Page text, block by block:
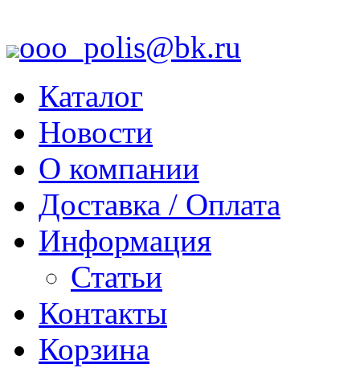
ooo_polis@bk.ru
Каталог
Новости
О компании
Доставка / Оплата
Информация
Статьи
Контакты
Корзина